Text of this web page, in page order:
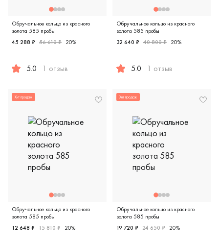
Обручальное кольцо из красного
золота 585 пробы
45 288 ₽ 56 610 ₽ 20%
5.0 1 отзыв
Обручальное кольцо из красного
золота 585 пробы
32 640 ₽ 40 800 ₽ 20%
5.0 1 отзыв
Хит продаж
Обручальное кольцо из красного
золота 585 пробы
12 648 ₽ 15 810 ₽ 20%
Хит продаж
Обручальное кольцо из красного
золота 585 пробы
19 720 ₽ 24 650 ₽ 20%